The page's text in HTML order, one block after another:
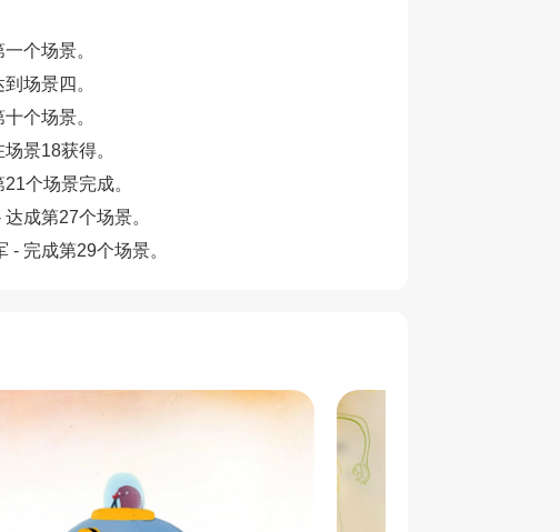
个场景。
场景四。
个场景。
景18获得。
个场景完成。
成第27个场景。
- 完成第29个场景。